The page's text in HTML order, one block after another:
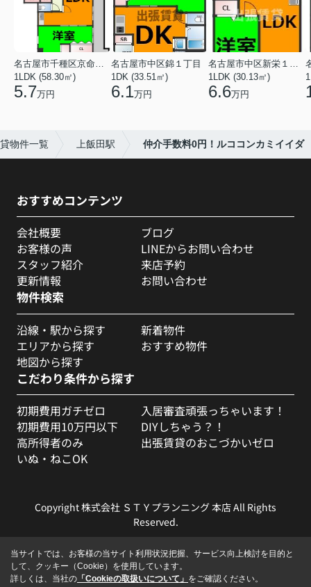
1LDK (58.30㎡)
5.7万円
名古屋市中区錦１丁目
1DK (33.51㎡)
6.1万円
1LDK (30.13㎡)
6.6万円
物件一覧 上飯田駅 仲介手数料0円！ルココンカミイイダ
おすすめコンテンツ
会社概要
お客様の声
スタッフ紹介
更新情報
ブログ
LINEからお問い合わせ
来店予約
お問い合わせ
物件検索
沿線・駅から探す
エリアから探す
地図から探す
新着物件
おすすめ物件
こだわり条件から探す
初期費用ガチゼロ
初期費用10万円以下
高所得者のみ
いぬ・ねこOK
入居審査頑張っちゃいます！
DIYしちゃう？！
出張賃貸のおこづかいゼロ
Copyright 株式会社 ＳＴＹプランニング 本店 All Rights
Reserved.
当サイトでは、お客様の当サイト利用状況把握、サービス向上検討を目的と
して、クッキー（Cookie）を使用しています。
詳しくは、当社の 「Cookieの取扱いについて」 をご確認ください。